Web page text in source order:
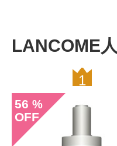
LANCOME
1
56 %
OFF